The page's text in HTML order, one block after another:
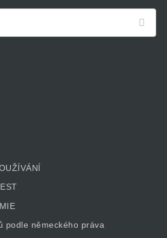
podle německého práva